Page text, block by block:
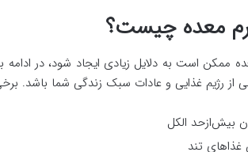
معده چیست؟
ممکن است به دلایل زیادی ایجاد شود، در
از رژیم غذایی و عادات سبک زندگی شما باشد. برخی
بیش‌ازحد الکل
تند